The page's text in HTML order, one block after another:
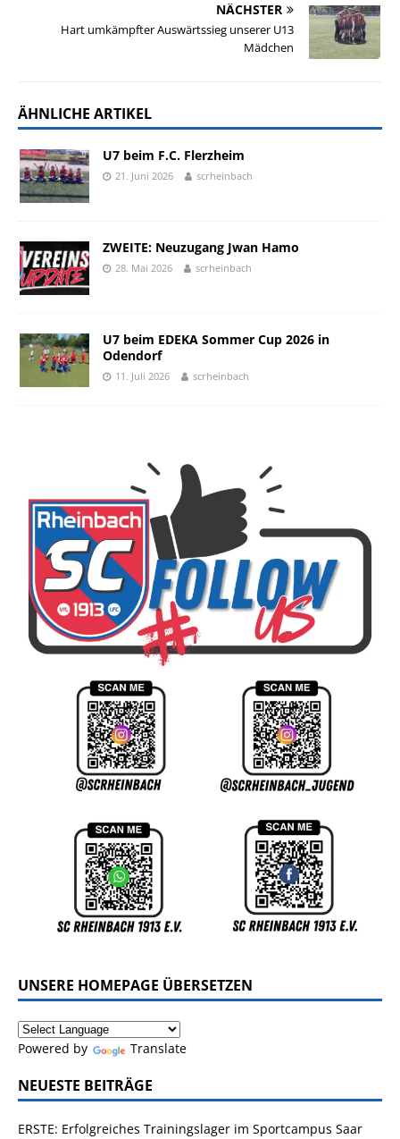
NÄCHSTER
Hart umkämpfter Auswärtssieg unserer U13
Mädchen
ÄHNLICHE ARTIKEL
U7 beim F.C. Flerzheim
21. Juni 2026 scrheinbach
ZWEITE: Neuzugang Jwan Hamo
28. Mai 2026 scrheinbach
U7 beim EDEKA Sommer Cup 2026 in
Odendorf
11. Juli 2026 scrheinbach
UNSERE HOMEPAGE ÜBERSETZEN
Powered by Translate
NEUESTE BEITRÄGE
ERSTE: Erfolgreiches Trainingslager im Sportcampus Saar